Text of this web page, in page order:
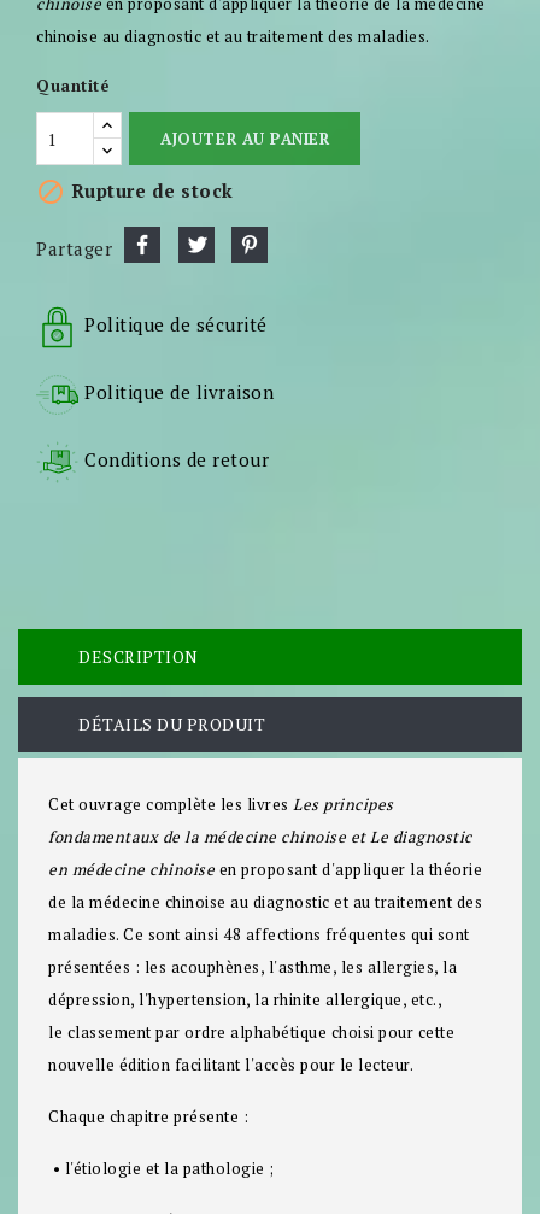
chinoise au diagnostic et au traitement des maladies.
Quantité
AJOUTER AU PANIER
 Rupture de stock
Partager
Politique de sécurité
Politique de livraison
Conditions de retour
DESCRIPTION
DÉTAILS DU PRODUIT
Cet ouvrage complète les livres Les principes
fondamentaux de la médecine chinoise etLe diagnostic
en médecine chinoise en proposant d'appliquer la théorie
de la médecine chinoise au diagnostic et au traitement des
maladies. Ce sont ainsi 48 affections fréquentes qui sont
présentées : les acouphènes, l'asthme, les allergies, la
dépression, l'hypertension, la rhinite allergique, etc.,
le classement par ordre alphabétique choisi pour cette
nouvelle édition facilitant l'accès pour le lecteur.
Chaque chapitre présente :
• l'étiologie et la pathologie ;